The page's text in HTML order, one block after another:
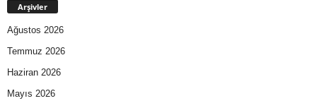
Arşivler
Ağustos 2026
Temmuz 2026
Haziran 2026
Mayıs 2026